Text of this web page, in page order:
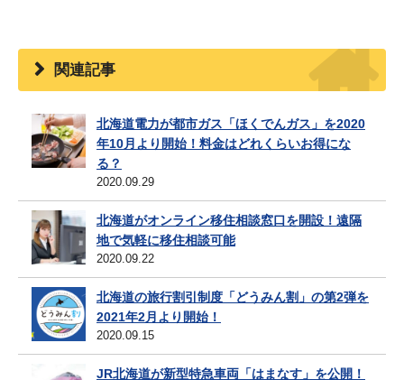
関連記事
北海道電力が都市ガス「ほくでんガス」を2020
年10月より開始！料金はどれくらいお得にな
る？
2020.09.29
北海道がオンライン移住相談窓口を開設！遠隔
地で気軽に移住相談可能
2020.09.22
北海道の旅行割引制度「どうみん割」の第2弾を
2021年2月より開始！
2020.09.15
JR北海道が新型特急車両「はまなす」を公開！